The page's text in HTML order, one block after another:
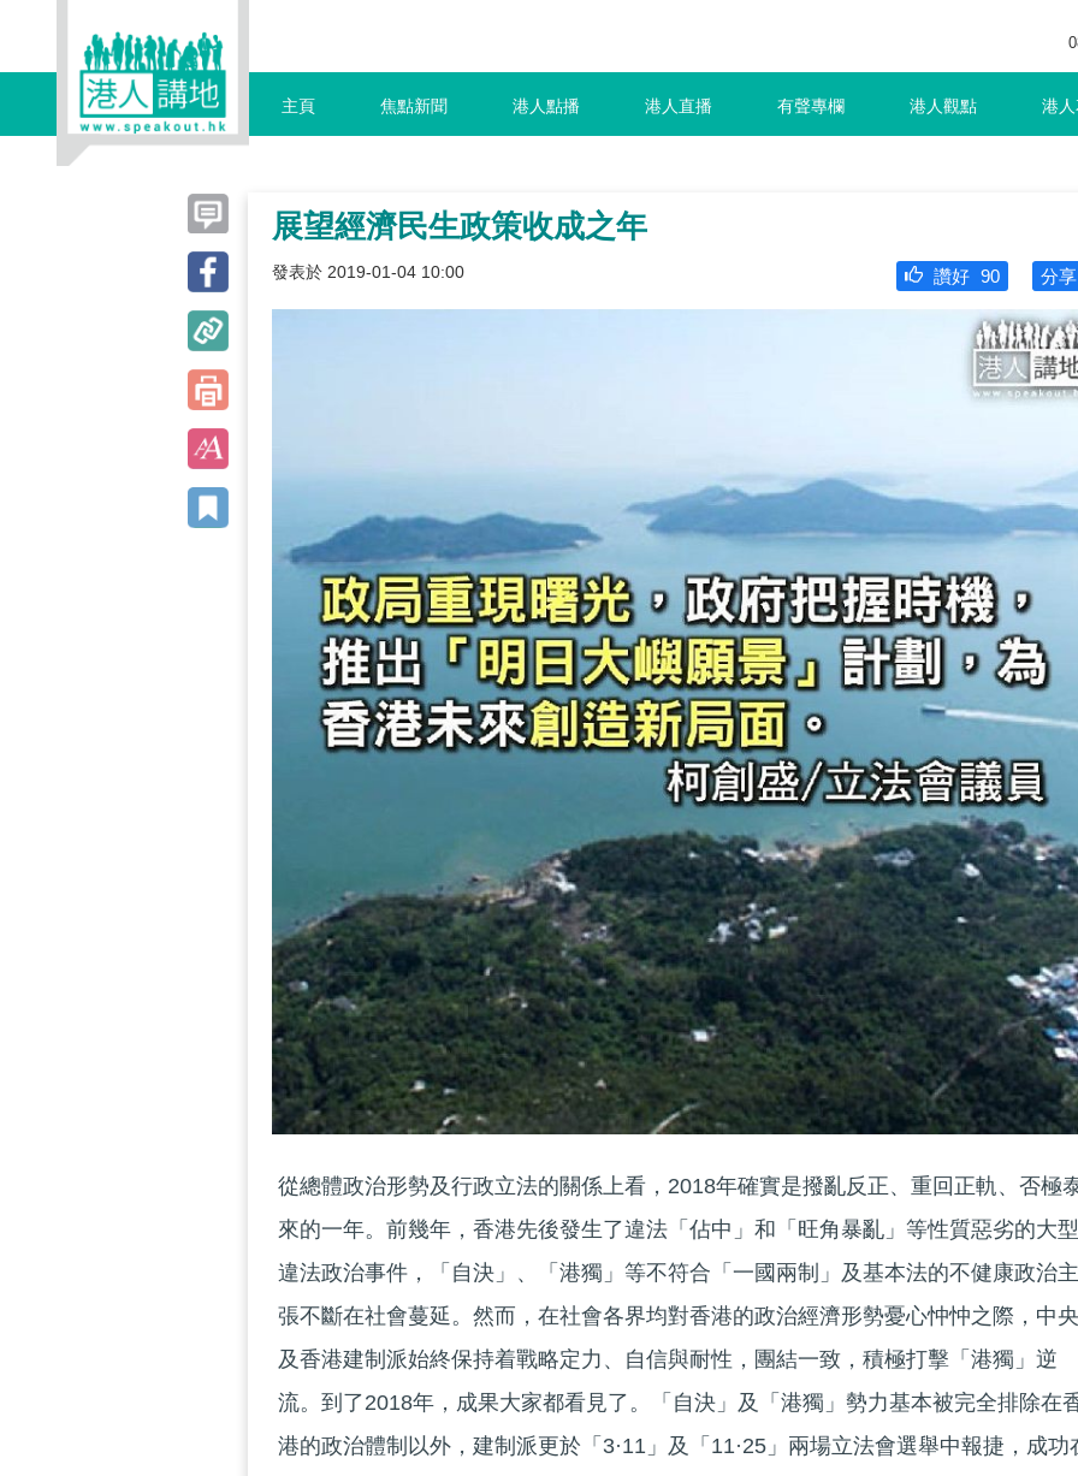
主頁 焦點新聞 港人點播 港人直播 有聲專欄 港人觀點 港
展望經濟民生政策收成之年
發表於 2019-01-04 10:00 分享
讚好 90
從總體政治形勢及行政立法的關係上看，2018年確實是撥亂反正、重回正軌、否極
來的一年。前幾年，香港先後發生了違法「佔中」和「旺角暴亂」等性質惡劣的大型
違法政治事件，「自決」、「港獨」等不符合「一國兩制」及基本法的不健康政治主
張不斷在社會蔓延。然而，在社會各界均對香港的政治經濟形勢憂心忡忡之際，中央
及香港建制派始終保持着戰略定力、自信與耐性，團結一致，積極打擊「港獨」逆
流。到了2018年，成果大家都看見了。「自決」及「港獨」勢力基本被完全排除在
港的政治體制以外，建制派更於「3·11」及「11·25」兩場立法會選舉中報捷，成功